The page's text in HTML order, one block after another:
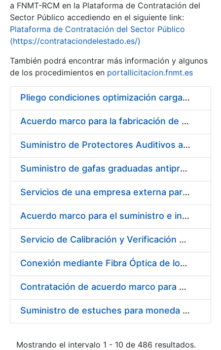
a FNMT-RCM en la Plataforma de Contratación del
Sector Público accediendo en el siguiente link:
Plataforma de Contratación del Sector Público
(https://contrataciondelestado.es/)
También podrá encontrar más información y algunos
de los procedimientos en portallicitacion.fnmt.es
Pliego condiciones optimización cargas compras firmado
Acuerdo marco para la fabricación de piezas
Suministro de Protectores Auditivos a medida para las personas trabajadoras de los Centros de Trabajo de Madrid y Burgos
Suministro de gafas graduadas antiproyecciones para los trabajadores de la FNMT-RCM en los centros de trabajo de Madrid y Burgos
Servicios de una empresa externa para el asesoramiento y resolución de los recursos de alzada que se presentan relacionados con procesos de selección para la FNMT-RCM
Acuerdo marco para el suministro e instalación de persianas, estores y otros complementos
Servicio de Calibración y Verificación Externa de los Equipos de Medición del Servicio de Prevención de la FNMT-RCM
Conexión mediante Fibra Óptica de los Centros de Proceso de Datos (CPDs) de las sedes de la FNMT-RCM de Burgos y Madrid
Contratación de acuerdo marco para el Suministro de Material de Electricidad para la Fábrica Nacional de Moneda y Timbre-Real Casa de la Moneda en su centro de trabajo de Burgos
Suministro de estuches para moneda de 30 €
Mostrando el intervalo 1 - 10 de 486 resultados.